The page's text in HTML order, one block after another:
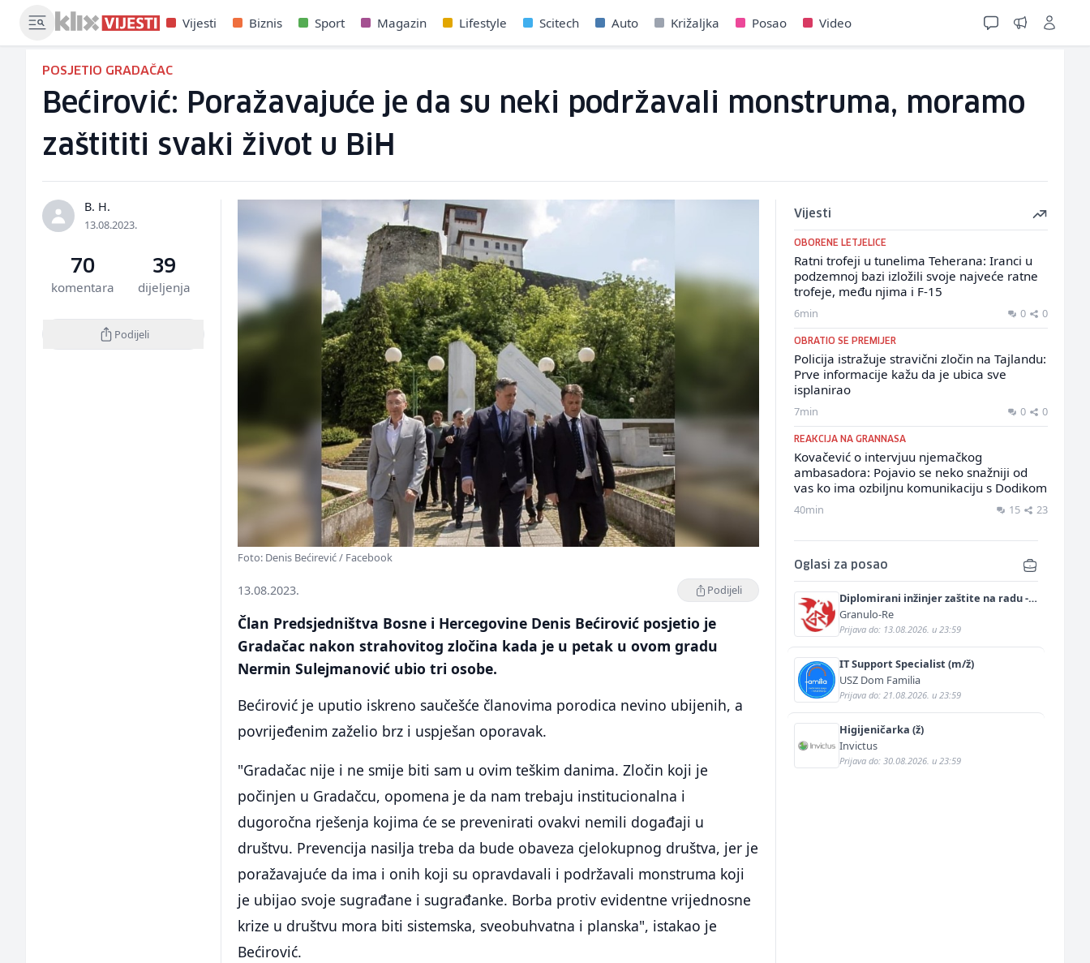
Vijesti Biznis Sport Magazin Lifestyle Scitech Auto Križaljka Posao Video
POSJETIO GRADAČAC
Bećirović: Poražavajuće je da su neki podržavali monstruma, moramo
zaštititi svaki život u BiH
B. H.
13.08.2023.
70
komentara
39
dijeljenja
Podijeli
Foto: Denis Bećirević / Facebook
13.08.2023. Podijeli
Član Predsjedništva Bosne i Hercegovine Denis Bećirović posjetio je
Gradačac nakon strahovitog zločina kada je u petak u ovom gradu
Nermin Sulejmanović ubio tri osobe.
Bećirović je uputio iskreno saučešće članovima porodica nevino ubijenih, a
povrijeđenim zaželio brz i uspješan oporavak.
"Gradačac nije i ne smije biti sam u ovim teškim danima. Zločin koji je
počinjen u Gradačcu, opomena je da nam trebaju institucionalna i
dugoročna rješenja kojima će se prevenirati ovakvi nemili događaji u
društvu. Prevencija nasilja treba da bude obaveza cjelokupnog društva, jer je
poražavajuće da ima i onih koji su opravdavali i podržavali monstruma koji
je ubijao svoje sugrađane i sugrađanke. Borba protiv evidentne vrijednosne
krize u društvu mora biti sistemska, sveobuhvatna i planska", istakao je
Bećirović.
Vijesti
OBORENE LETJELICE
Ratni trofeji u tunelima Teherana: Iranci u
podzemnoj bazi izložili svoje najveće ratne
trofeje, među njima i F-15
6min 0 0
OBRATIO SE PREMIJER
Policija istražuje stravični zločin na Tajlandu:
Prve informacije kažu da je ubica sve
isplanirao
7min 0 0
REAKCIJA NA GRANNASA
Kovačević o intervjuu njemačkog
ambasadora: Pojavio se neko snažniji od
vas ko ima ozbiljnu komunikaciju s Dodikom
40min 15 23
Oglasi za posao
Diplomirani inžinjer zaštite na radu -
Bachelor inžinjer sigurnosti i pomoći
(m/ž)
Granulo-Re
Prijava do: 13.08.2026. u 23:59
IT Support Specialist (m/ž)
USZ Dom Familia
Prijava do: 21.08.2026. u 23:59
Higijeničarka (ž)
Invictus
Prijava do: 30.08.2026. u 23:59